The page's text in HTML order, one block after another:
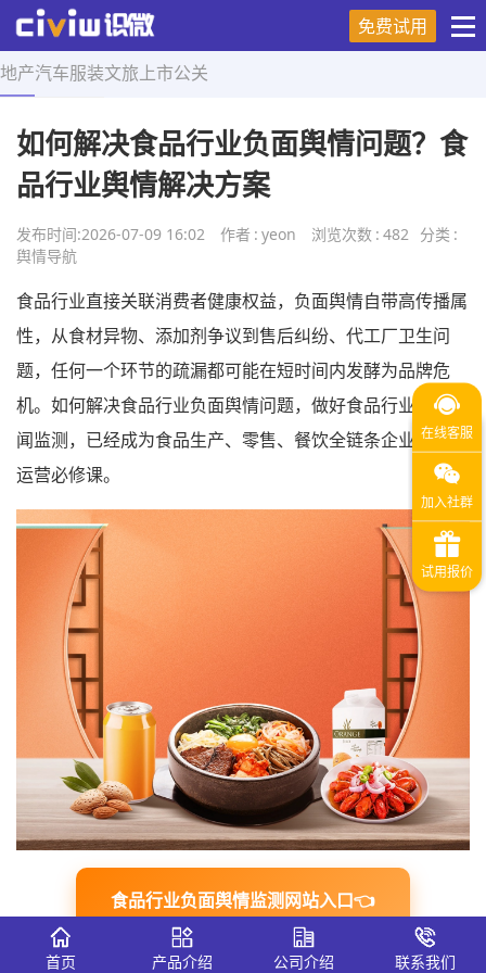
免费试用
地产汽车服装文旅 上市公关
首页 > 舆情导航 > 正文
如何解决食品行业负面舆情问题？食
品行业舆情解决方案
发布时间:2026-07-09 16:02 作者 : yeon 浏览次数 : 482 分类 :
舆情导航
食品行业直接关联消费者健康权益，负面舆情自带高传播属
性，从食材异物、添加剂争议到售后纠纷、代工厂卫生问
题，任何一个环节的疏漏都可能在短时间内发酵为品牌危
机。如何解决食品行业负面舆情问题，做好食品行业负面新
闻监测，已经成为食品生产、零售、餐饮全链条企业的核心
运营必修课。
食品行业负面舆情监测网站入口👈
首页 产品介绍 公司介绍 联系我们